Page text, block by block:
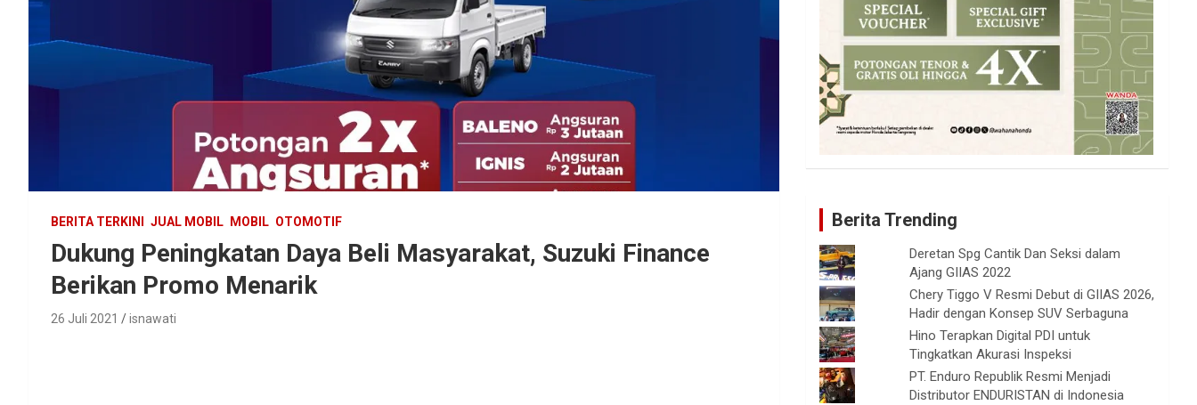
BERITA TERKINI JUAL MOBIL MOBIL OTOMOTIF
Dukung Peningkatan Daya Beli Masyarakat, Suzuki Finance
Berikan Promo Menarik
26 Juli 2021 isnawati
Berita Trending
Deretan Spg Cantik Dan Seksi dalam
Ajang GIIAS 2022
Chery Tiggo V Resmi Debut di GIIAS 2026,
Hadir dengan Konsep SUV Serbaguna
Hino Terapkan Digital PDI untuk
Tingkatkan Akurasi Inspeksi
PT. Enduro Republik Resmi Menjadi
Distributor ENDURISTAN di Indonesia